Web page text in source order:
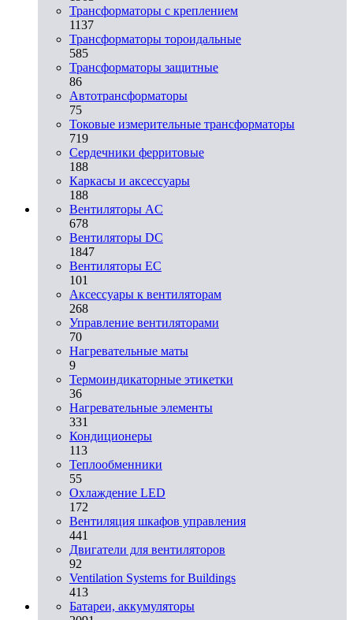
Трансформаторы с креплением
1137
Трансформаторы тороидальные
585
Трансформаторы защитные
86
Автотрансформаторы
75
Токовые измерительные трансформаторы
719
Сердечники ферритовые
188
Каркасы и аксессуары
188
Вентиляторы AC
678
Вентиляторы DC
1847
Вентиляторы EC
101
Аксессуары к вентиляторам
268
Управление вентиляторами
70
Нагревательные маты
9
Термоиндикаторные этикетки
36
Нагревательные элементы
331
Кондиционеры
113
Теплообменники
55
Охлаждение LED
172
Вентиляция шкафов управления
441
Двигатели для вентиляторов
92
Ventilation Systems for Buildings
413
Батареи, аккумуляторы